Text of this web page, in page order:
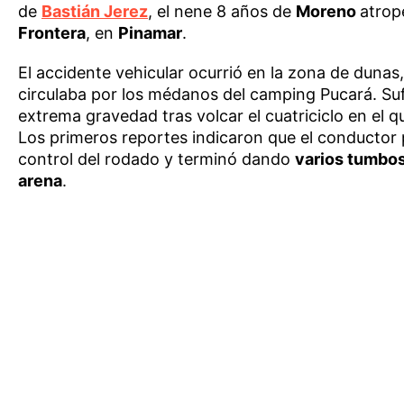
de Bastián Jerez, el nene 8 años de Moreno
Frontera, en Pinamar.
El accidente vehicular ocurrió en la zona de
circulaba por los médanos del camping Pucará.
extrema gravedad tras volcar el cuatriciclo en el
Los primeros reportes indicaron que el conductor
control del rodado y terminó dando varios
arena.